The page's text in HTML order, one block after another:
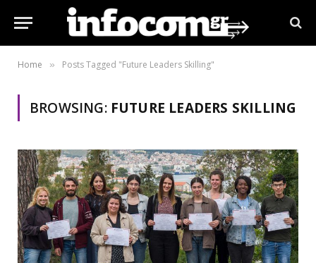
Home » Posts Tagged "Future Leaders Skilling"
BROWSING: FUTURE LEADERS SKILLING